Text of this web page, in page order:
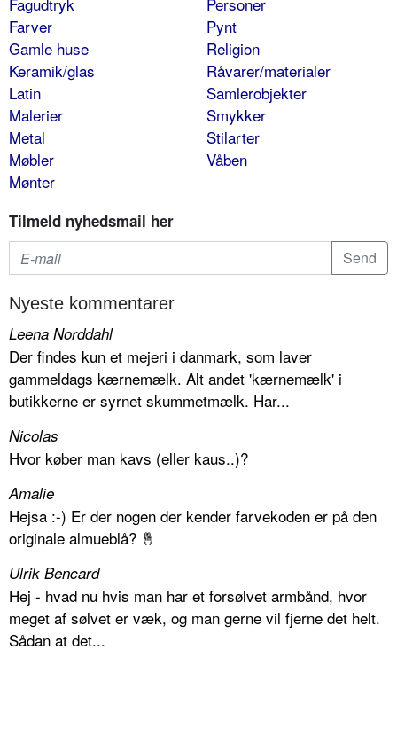
Farver
Gamle huse
Keramik/glas
Latin
Malerier
Metal
Møbler
Mønter
Pynt
Religion
Råvarer/materialer
Samlerobjekter
Smykker
Stilarter
Våben
Tilmeld nyhedsmail her
Nyeste kommentarer
Leena Norddahl
Der findes kun et mejeri i danmark, som laver
gammeldags kærnemælk. Alt andet 'kærnemælk' i
butikkerne er syrnet skummetmælk. Har...
Nicolas
Hvor køber man kavs (eller kaus..)?
Amalie
Hejsa :-) Er der nogen der kender farvekoden er på den
originale almueblå? 🤞
Ulrik Bencard
Hej - hvad nu hvis man har et forsølvet armbånd, hvor
meget af sølvet er væk, og man gerne vil fjerne det helt.
Sådan at det...